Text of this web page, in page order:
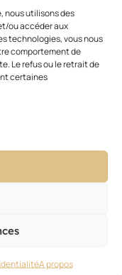
nous utilisons des
ou accéder aux
technologies, vous nous
comportement de
Le refus ou le retrait de
certaines
A propos